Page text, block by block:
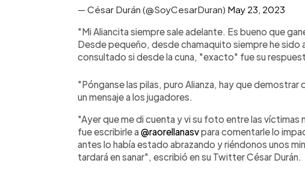
— César Durán (@SoyCesarDuran) May 23, 2023
"Mi Aliancita siempre sale adelante. Es bueno que
Desde pequeño, desde chamaquito siempre he sido
consultado si desde la cuna, "exacto" fue su
"Pónganse las pilas, puro Alianza, hay que
un mensaje a los jugadores.
"Ayer que me di cuenta y vi su foto entre las
fue escribirle a@raorellanasvpara comentarle lo
antes lo había estado abrazando y riéndonos unos
tardará en sanar", escribió en su Twitter César Durán.